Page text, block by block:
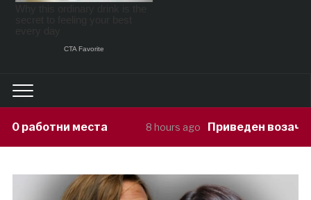
8 hours ago Приведен возач кој ја